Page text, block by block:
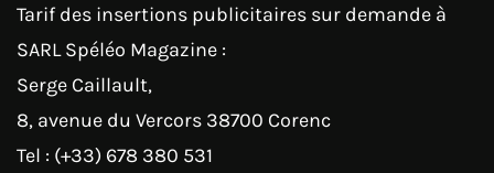
Tarif des insertions publicitaires sur demande à
SARL Spéléo Magazine :
Serge Caillault,
8, avenue du Vercors 38700 Corenc
Tel : (+33) 678 380 531